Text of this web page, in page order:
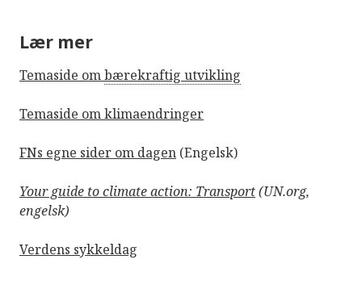
Lær mer
Temaside ombærekraftig utvikling
Temaside om klimaendringer
FNs egne sider om dagen (Engelsk)
Your guide to climate action: Transport(UN.org,
engelsk)
Verdens sykkeldag